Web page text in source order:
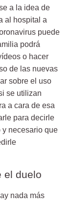
a la idea de
al hospital a
puede
podrá
o hacer
de las nuevas
sobre el uso
se utilizan
a cara de esa
para decirle
y necesario que
el duelo
nada más